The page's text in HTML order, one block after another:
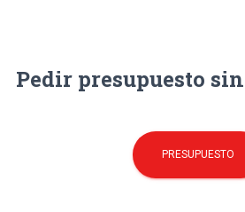
Pedir presupuesto
PRESUPUESTO